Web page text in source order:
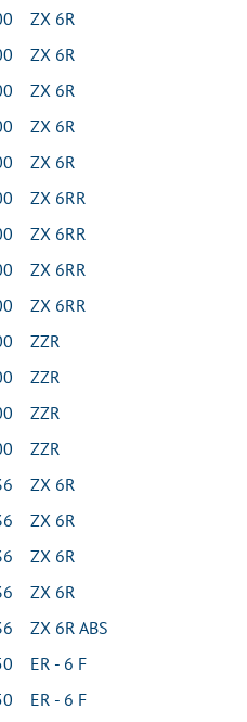
ZX 6R
ZX 6R
ZX 6R
ZX 6R
ZX 6R
ZX 6RR
ZX 6RR
ZX 6RR
ZX 6RR
ZZR
ZZR
ZZR
ZZR
ZX 6R
ZX 6R
ZX 6R
ZX 6R
ZX 6R ABS
ER - 6 F
ER - 6 F